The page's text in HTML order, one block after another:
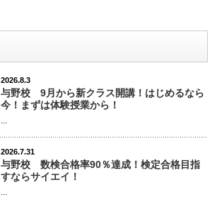
2026.8.3
与野校 9月から新クラス開講！はじめるなら
今！まずは体験授業から！
2026.7.31
与野校 数検合格率90％達成！検定合格目指
すならサイエイ！